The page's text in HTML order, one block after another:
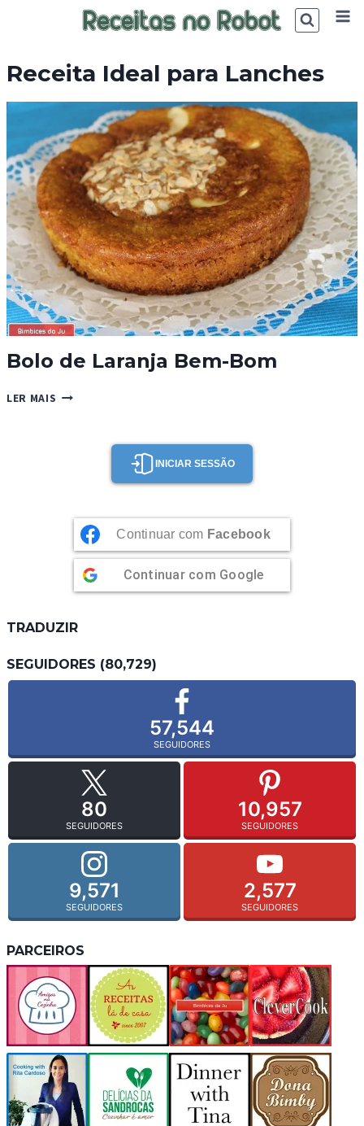
Receita Ideal para Lanches
Bolo de Laranja Bem-Bom
LER MAIS BOLO
INICIAR SESSÃO
Continuar com Facebook
Continuar com Google
TRADUZIR
SEGUIDORES (80,729)
57,544
SEGUIDORES
80
SEGUIDORES
10,957
SEGUIDORES
9,571
SEGUIDORES
2,577
SEGUIDORES
PARCEIROS